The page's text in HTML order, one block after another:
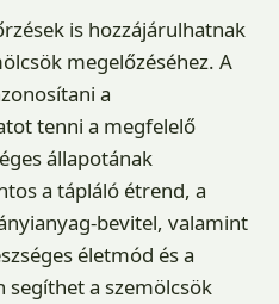
is hozzájárulhatnak
megelőzéséhez. A
a
tenni a megfelelő
állapotának
a tápláló étrend, a
bevitel, valamint
életmód és a
a szemölcsök